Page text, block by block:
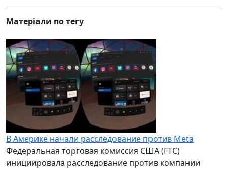
Матеріали по тегу
В Америке начали расследование против Meta
Федеральная торговая комиссия США (FTC)
инициировала расследование против компании